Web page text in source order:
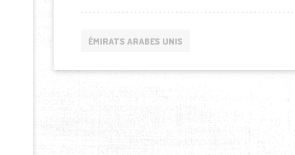
ÉMIRATS ARABES UNIS